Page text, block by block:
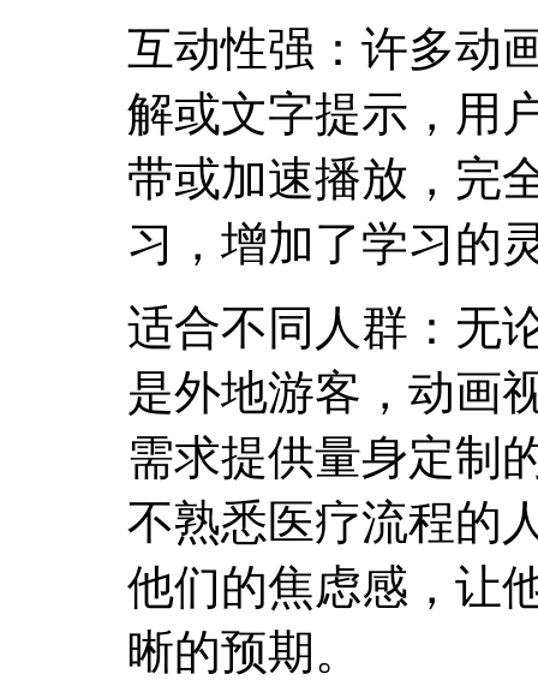
互动性强：许多动
解或文字提示，用
带或加速播放，完
习，增加了学习的
适合不同人群：无
是外地游客，动画
需求提供量身定制
不熟悉医疗流程的
他们的焦虑感，让
晰的预期。